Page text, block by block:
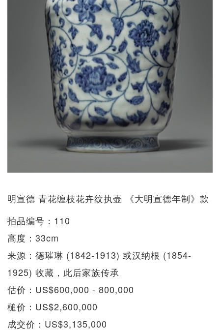
明宣德 青花缠枝花卉纹执壶 《大明宣德年制》款
拍品编号：110
高度：33cm
来源：德璀琳 (1842-1913) 或汉纳根 (1854-
1925) 收藏，此后家族传承
估价：US$600,000 - 800,000
槌价：US$2,600,000
成交价：US$3,135,000